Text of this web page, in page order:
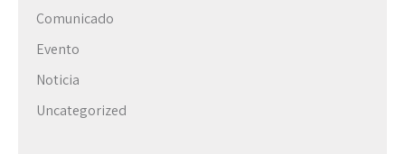
Comunicado
Evento
Noticia
Uncategorized